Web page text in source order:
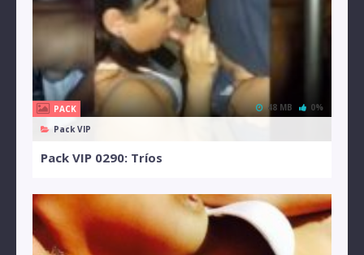
PACK
Pack VIP
48 MB 0%
Pack VIP 0290: Tríos